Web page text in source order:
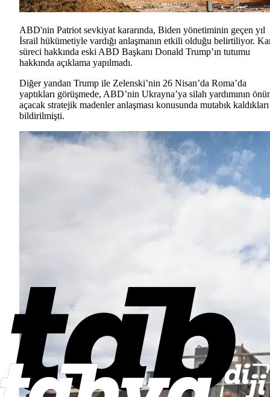
ABD'nin Patriot sevkiyat kararında, Biden yönetiminin geçen yıl
İsrail hükümetiyle vardığı anlaşmanın etkili olduğu belirtiliyor.
süreci hakkında eski ABD Başkanı Donald Trump’ın tutumu
hakkında açıklama yapılmadı.
Diğer yandan Trump ile Zelenski’nin 26 Nisan’da Roma’da
yaptıkları görüşmede, ABD’nin Ukrayna’ya silah yardımının
açacak stratejik madenler anlaşması konusunda mutabık kaldıkları
bildirilmişti.